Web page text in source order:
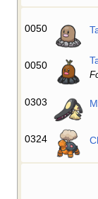
0050
0050
0303
0324